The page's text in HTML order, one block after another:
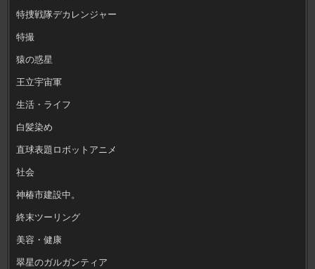
特捜戦隊デカレンジャー
特撮
猿の惑星
王立宇宙軍
生活・ライフ
白髪染め
直球表題ロボットアニメ
社会
神椿市建設中。
終末ツーリング
美容・健康
翠星のガルガンティア